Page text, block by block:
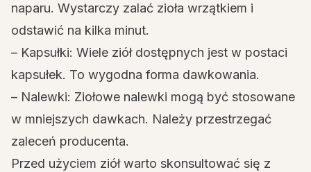
naparu. Wystarczy zalać zioła wrzątkiem i
odstawić na kilka minut.
– Kapsułki: Wiele ziół dostępnych jest w postaci
kapsułek. To wygodna forma dawkowania.
– Nalewki: Ziołowe nalewki mogą być stosowane
w mniejszych dawkach. Należy przestrzegać
zaleceń producenta.
Przed użyciem ziół warto skonsultować się z